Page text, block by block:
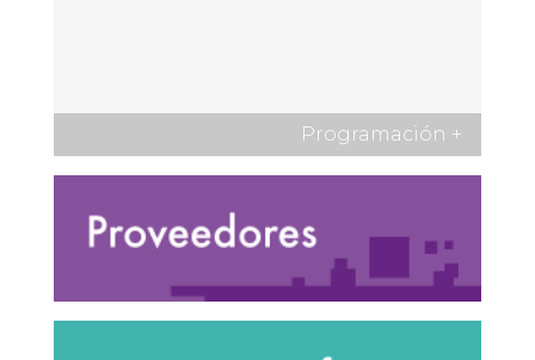
Programación +